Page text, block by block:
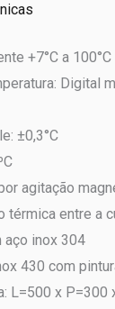
+7°C a 100°C
Digital
±0,3°C
agitação
térmica entre a
aço inox 304
430 com
L=500 x P=300